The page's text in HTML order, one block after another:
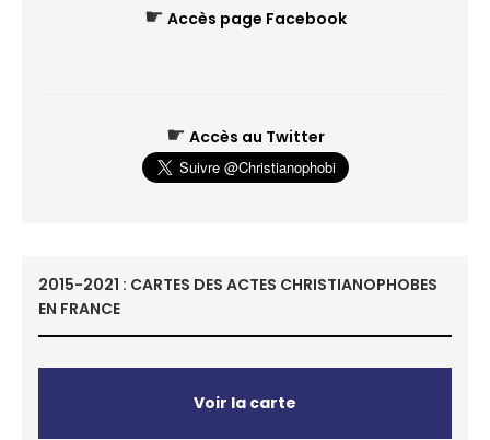
☛ Accès page Facebook
☛ Accès au Twitter
2015-2021 : CARTES DES ACTES CHRISTIANOPHOBES
EN FRANCE
Voir la carte